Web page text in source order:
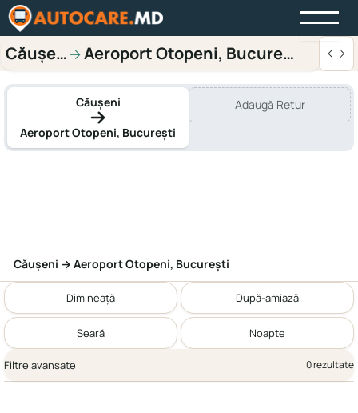
Căușeni→Aeroport Otopeni, București
Căușeni
Aeroport Otopeni, București
Adaugă Retur
Căușeni → Aeroport Otopeni, București
Dimineață După-amiază
Seară Noapte
Filtre avansate 0 rezultate